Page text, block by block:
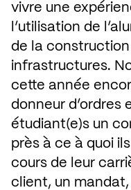
vivre une
l’utilisation de
de la
infrastructures.
cette année
donneur d’ordres
étudiant(e)s un
près à ce à quoi
cours de leur
client, un